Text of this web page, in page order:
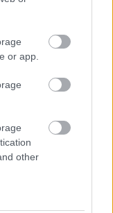
or app.
other
és az nem
vállalni”